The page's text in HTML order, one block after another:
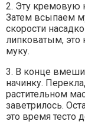
2. Эту кремовую
Затем всыпаем
скорости
липковатым,
муку.
3. В конце
начинку.
растительном
заветрилось.
это время тесто